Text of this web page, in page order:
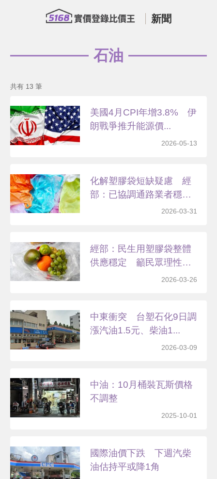
新聞
石油
共有 13 筆
美國4月CPI年增3.8% 伊
朗戰爭推升能源價...
2026-05-13
化解塑膠袋短缺疑慮 經
部：已協調通路業者穩定
2026-03-31
經部：民生用塑膠袋整體
供應穩定 籲民眾理性購
2026-03-26
中東衝突 台塑石化9日調
漲汽油1.5元、柴油1...
2026-03-09
中油：10月桶裝瓦斯價格
不調整
2025-10-01
國際油價下跌 下週汽柴
油估持平或降1角